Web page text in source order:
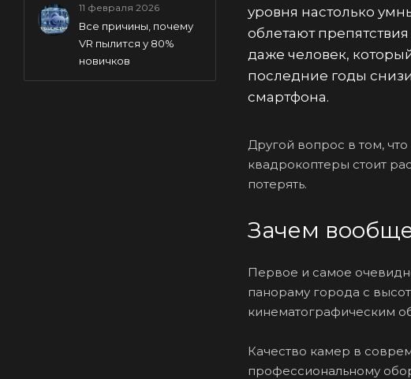
уровня настолько
облетают
даже человек,
последние годы
смартфона.
Другой вопрос в том,
квадрокоптеры стоит
потерять.
Зачем
Первое и самое
панораму города с
кинематографическим
Качество камер в
профессиональному
11 февраля 2026
Все причины, почему
VR пылится у 80%
новичков